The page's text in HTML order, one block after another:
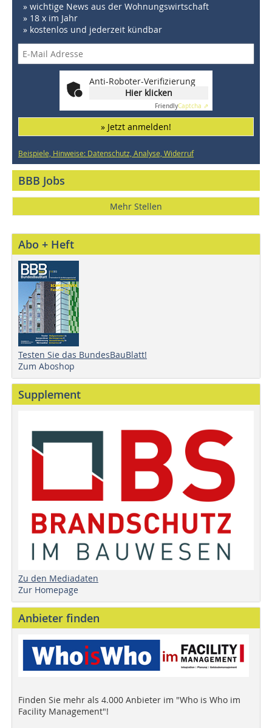
» wichtige News aus der Wohnungswirtschaft
» 18 x im Jahr
» kostenlos und jederzeit kündbar
Anti-Roboter-Verifizierung
Hier klicken
FriendlyCaptcha ⇗
» Jetzt anmelden!
Beispiele, Hinweise: Datenschutz, Analyse, Widerruf
BBB Jobs
Mehr Stellen
Abo + Heft
Testen Sie das BundesBauBlatt!
Zum Aboshop
Supplement
Zu den Mediadaten
Zur Homepage
Anbieter finden
Finden Sie mehr als 4.000 Anbieter im "Who is Who im
Facility Management"!